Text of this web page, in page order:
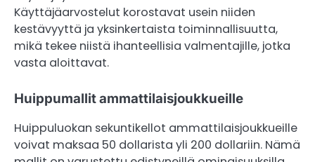
Käyttäjäarvostelut korostavat usein niiden
kestävyyttä ja yksinkertaista toiminnallisuutta,
mikä tekee niistä ihanteellisia valmentajille, jotka
vasta aloittavat.
Huippumallit ammattilaisjoukkueille
Huippuluokan sekuntikellot ammattilaisjoukkueille
voivat maksaa 50 dollarista yli 200 dollariin. Nämä